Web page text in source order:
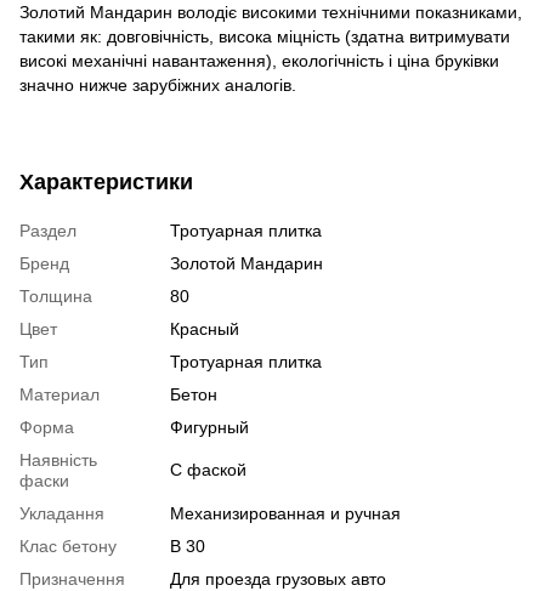
Золотий Мандарин володіє високими технічними показниками,
такими як: довговічність, висока міцність (здатна витримувати
високі механічні навантаження), екологічність і ціна бруківки
значно нижче зарубіжних аналогів.
Характеристики
Раздел
Тротуарная плитка
Бренд
Золотой Мандарин
Толщина
80
Цвет
Красный
Тип
Тротуарная плитка
Материал
Бетон
Форма
Фигурный
Наявність
фаски
С фаской
Укладання
Механизированная и ручная
Клас бетону
В 30
Призначення
Для проезда грузовых авто